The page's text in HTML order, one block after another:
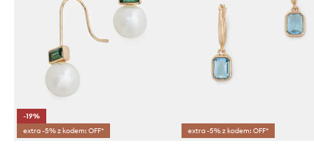
-19%
extra -5% z kodem: OFF*
extra -5% z kodem: OFF*